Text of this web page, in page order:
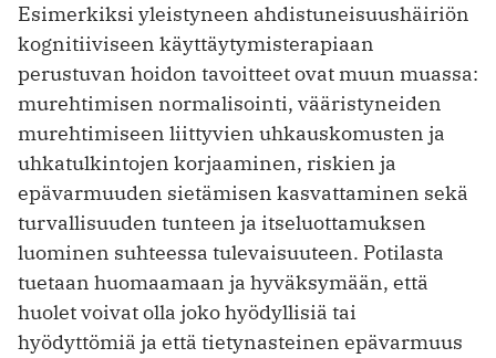
Esimerkiksi yleistyneen ahdistuneisuushäiriön
kognitiiviseen käyttäytymisterapiaan
perustuvan hoidon tavoitteet ovat muun muassa:
murehtimisen normalisointi, vääristyneiden
murehtimiseen liittyvien uhkauskomusten ja
uhkatulkintojen korjaaminen, riskien ja
epävarmuuden sietämisen kasvattaminen sekä
turvallisuuden tunteen ja itseluottamuksen
luominen suhteessa tulevaisuuteen. Potilasta
tuetaan huomaamaan ja hyväksymään, että
huolet voivat olla joko hyödyllisiä tai
hyödyttömiä ja että tietynasteinen epävarmuus